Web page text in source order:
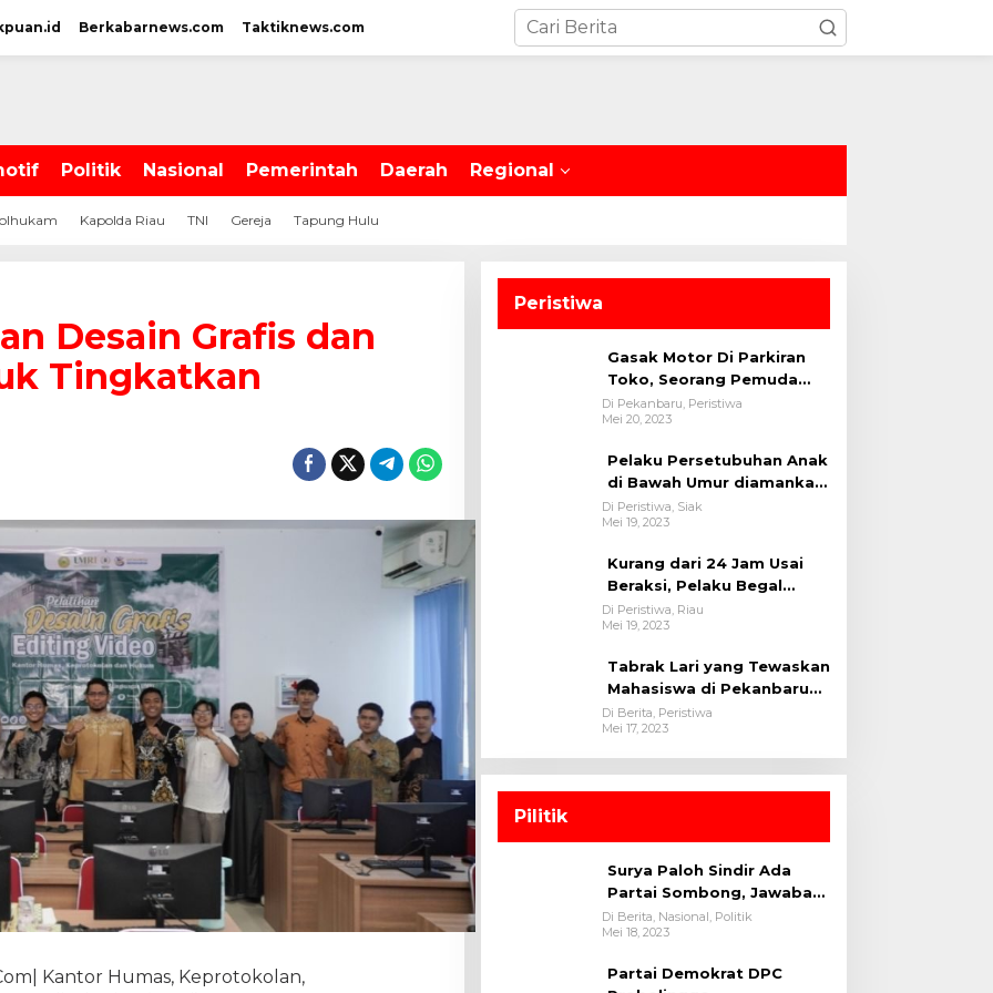
Berkabarnews.com Taktiknews.com
Politik Nasional Pemerintah Daerah Regional
Kapolda Riau TNI Gereja Tapung Hulu
Desain Grafis dan
Tingkatkan
Kantor Humas, Keprotokolan,
Peristiwa
Gasak Motor Di Parkiran
Toko, Seorang Pemuda
Diamankan Polsek Bukit
Raya
Di Pekanbaru, Peristiwa
Mei 20, 2023
Pelaku Persetubuhan Anak
di Bawah Umur diamankan
oleh tim Opsnal Polsek
Tualang-Polres Siak-Polda
Di Peristiwa, Siak
Mei 19, 2023
Kurang dari 24 Jam Usai
Beraksi, Pelaku Begal
Berhasil Di Bekuk
Satreskrim Polres
Di Peristiwa, Riau
Mei 19, 2023
Tabrak Lari yang Tewaskan
Mahasiswa di Pekanbaru
Ditangkap Polisi
Di Berita, Peristiwa
Mei 17, 2023
Pilitik
Surya Paloh Sindir Ada
Partai Sombong, Jawaban
Megawati
Di Berita, Nasional, Politik
Mei 18, 2023
Partai Demokrat DPC